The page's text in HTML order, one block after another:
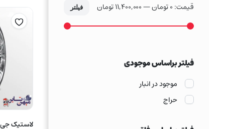
قیمت
قیمت
فیلتر قیمت: 0 تومان —11,400,000 تومان
فیلتر براساس موجودی
موجود در انبار
حراج